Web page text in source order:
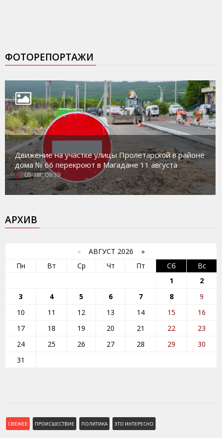
ФОТОРЕПОРТАЖИ
Движение на участке улицы Пролетарской в районе
дома № 66 перекроют в Магадане 11 августа
05-авг, 09:39
АРХИВ
« АВГУСТ 2026 »
Пн
Вт Ср Чт Пт Сб
Вс
1
2
3
4 5 6 7 8
9
10
11 12 13 14 15
16
17
18 19 20 21 22
23
24
25 26 27 28 29
30
31
СВЕЖЕЕ ПРОИСШЕСТВИЕ ПОЛИТИКА ЭТО ИНТЕРЕСНО